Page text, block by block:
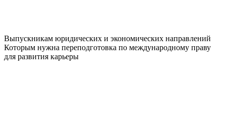
Выпускникам юридических и экономических направлений
Которым нужна переподготовка по международному праву
для развития карьеры